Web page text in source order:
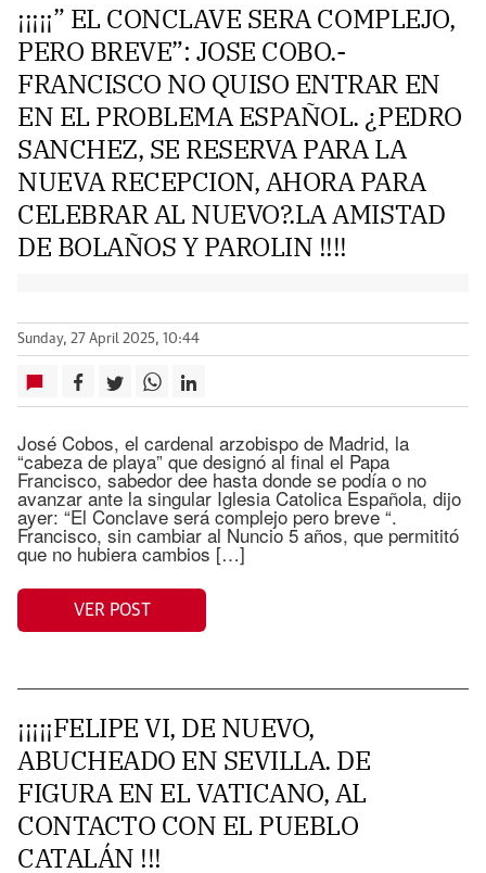
¡¡¡¡¡” EL CONCLAVE SERA COMPLEJO,
PERO BREVE”: JOSE COBO.-
FRANCISCO NO QUISO ENTRAR EN
EN EL PROBLEMA ESPAÑOL. ¿PEDRO
SANCHEZ, SE RESERVA PARA LA
NUEVA RECEPCION, AHORA PARA
CELEBRAR AL NUEVO?.LA AMISTAD
DE BOLAÑOS Y PAROLIN !!!!
Sunday, 27 April 2025, 10:44
José Cobos, el cardenal arzobispo de Madrid, la
“cabeza de playa” que designó al final el Papa
Francisco, sabedor dee hasta donde se podía o no
avanzar ante la singular Iglesia Catolica Española, dijo
ayer: “El Conclave será complejo pero breve “.
Francisco, sin cambiar al Nuncio 5 años, que permititó
que no hubiera cambios […]
VER POST
¡¡¡¡¡FELIPE VI, DE NUEVO,
ABUCHEADO EN SEVILLA. DE
FIGURA EN EL VATICANO, AL
CONTACTO CON EL PUEBLO
CATALÁN !!!